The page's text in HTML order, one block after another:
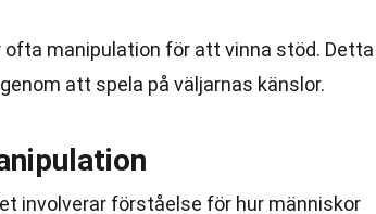
ofta manipulation för att vinna stöd. Detta
att spela på väljarnas känslor.
involverar förståelse för hur människor